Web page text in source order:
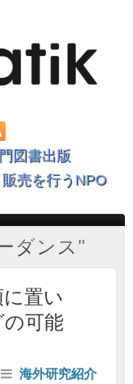
図書出版
売を行うNPO
ダンス"
置い
可能
海外研究紹介